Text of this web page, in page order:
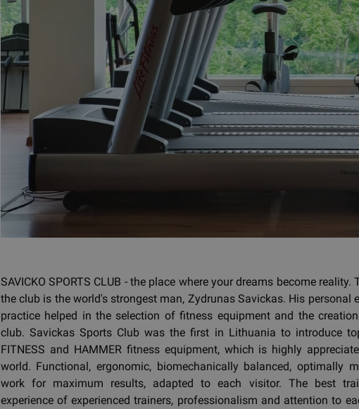
SAVICKO SPORTS CLUB - the place where your dreams become reality.
the club is the world's strongest man, Zydrunas Savickas. His personal
practice helped in the selection of fitness equipment and the
club. Savickas Sports Club was the first in Lithuania to introduce
FITNESS and HAMMER fitness equipment, which is highly
world. Functional, ergonomic, biomechanically balanced, optimally
work for maximum results, adapted to each visitor. The best
experience of experienced trainers, professionalism and attention to